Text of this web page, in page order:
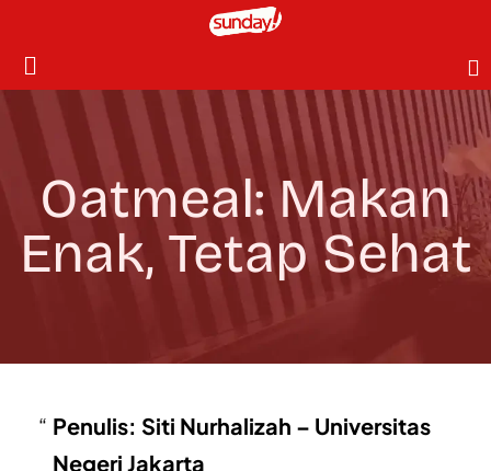
Oatmeal: Makan
Enak, Tetap Sehat
Penulis: Siti Nurhalizah – Universitas
Negeri Jakarta